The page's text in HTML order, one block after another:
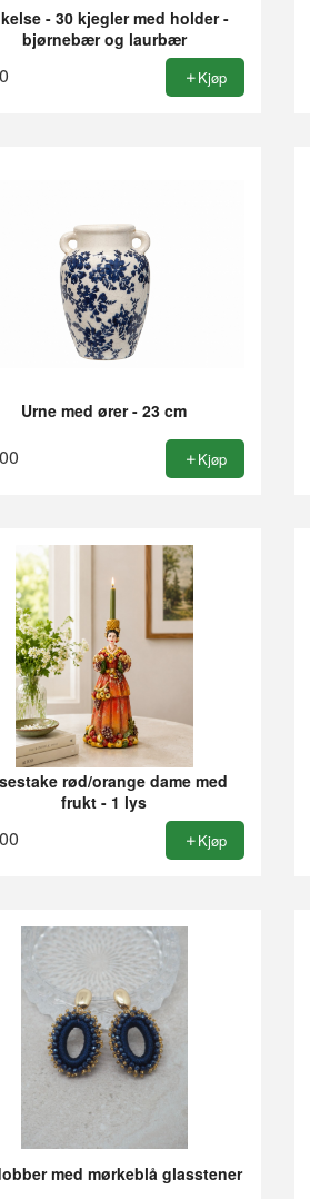
- 30 kjegler med holder -
bjørnebær og laurbær
Kjøp
Urne med ører - 23 cm
Kjøp
rød/orange dame med
frukt - 1 lys
Kjøp
med mørkeblå glasstener